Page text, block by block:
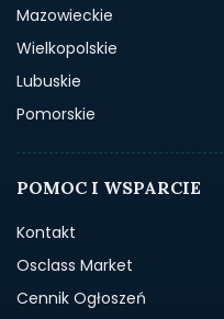
Mazowieckie
Wielkopolskie
Lubuskie
Pomorskie
POMOC I WSPARCIE
Kontakt
Osclass Market
Cennik Ogłoszeń